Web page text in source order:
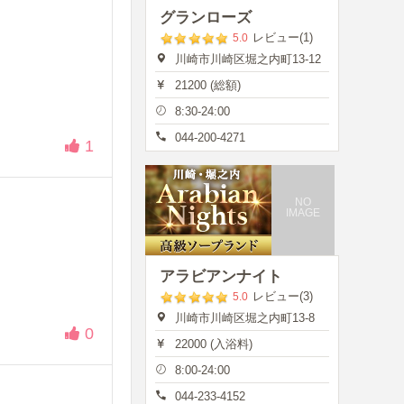
1
0
グランローズ
5.0 レビュー(1)
川崎市川崎区堀之内町13-12
21200 (総額)
8:30-24:00
044-200-4271
NO
IMAGE
アラビアンナイト
5.0 レビュー(3)
川崎市川崎区堀之内町13-8
22000 (入浴料)
8:00-24:00
044-233-4152